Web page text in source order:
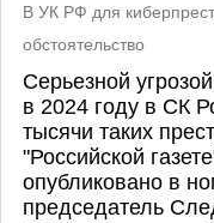
В УК РФ для
обстоятельство
Серьезной
в 2024 году в СК
тысячи таких
"Российской
опубликовано в
председатель